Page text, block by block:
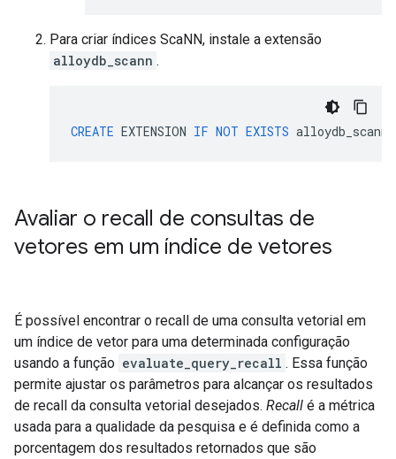
Para criar índices ScaNN, instale a extensão
alloydb_scann .
CREATE EXTENSION IF NOT EXISTS alloydb_scann
Avaliar o recall de consultas de
vetores em um índice de vetores
É possível encontrar o recall de uma consulta vetorial em
um índice de vetor para uma determinada configuração
usando a função evaluate_query_recall . Essa função
permite ajustar os parâmetros para alcançar os resultados
de recall da consulta vetorial desejados. Recall é a métrica
usada para a qualidade da pesquisa e é definida como a
porcentagem dos resultados retornados que são